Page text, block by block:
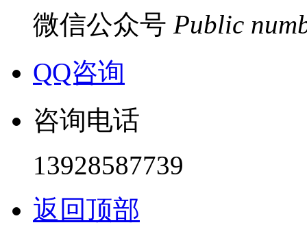
微信公众号 Public
QQ咨询
咨询电话
13928587739
返回顶部